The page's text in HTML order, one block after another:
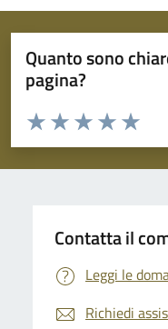
Quanto sono
pagina?
Domanda
Valuta da 1 a 5 stelle la
Valuta
Valuta 4
Valuta 3 stelle
Valuta 2 stelle su 5
Valuta 1 stelle su 5
Contatta il
Leggi le
Richiedi